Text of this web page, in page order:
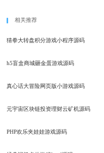
相关推荐
猜拳大转盘积分游戏小程序源码
h5盲盒商城砸金蛋游戏源码
真心话大冒险网页版小游戏源码
元宇宙区块链投资理财云矿机源码
PHP欢乐夹娃娃游戏源码